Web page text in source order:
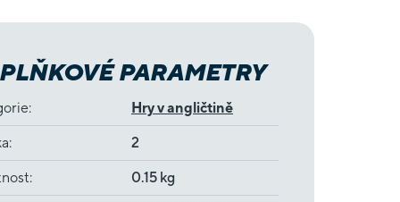
PARAMETRY
: Hry v angličtině
: 2
: 0.15 kg